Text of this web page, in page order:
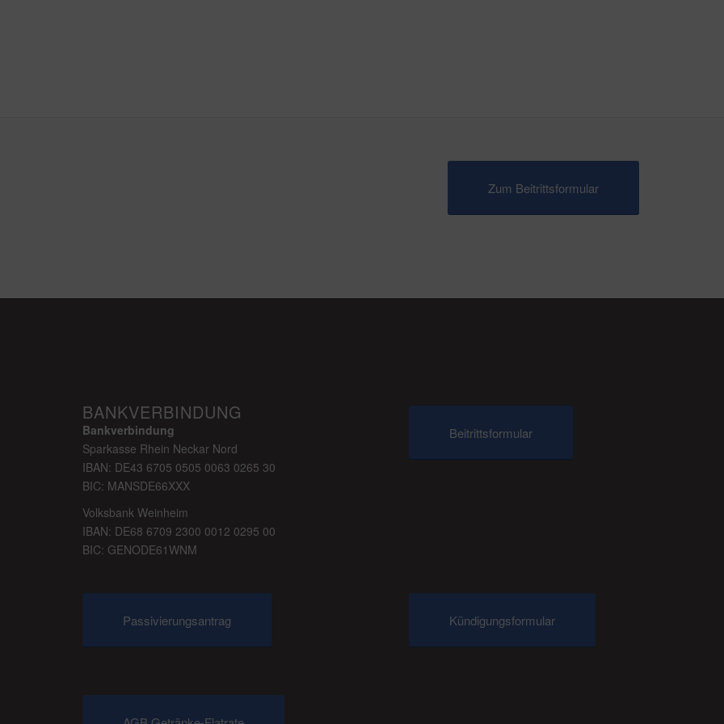
Zum Beitrittsformular
BANKVERBINDUNG
Bankverbindung
Sparkasse Rhein Neckar Nord
IBAN: DE43 6705 0505 0063 0265 30
BIC: MANSDE66XXX
Volksbank Weinheim
IBAN: DE68 6709 2300 0012 0295 00
BIC: GENODE61WNM
Beitrittsformular
Passivierungsantrag Kündigungsformular